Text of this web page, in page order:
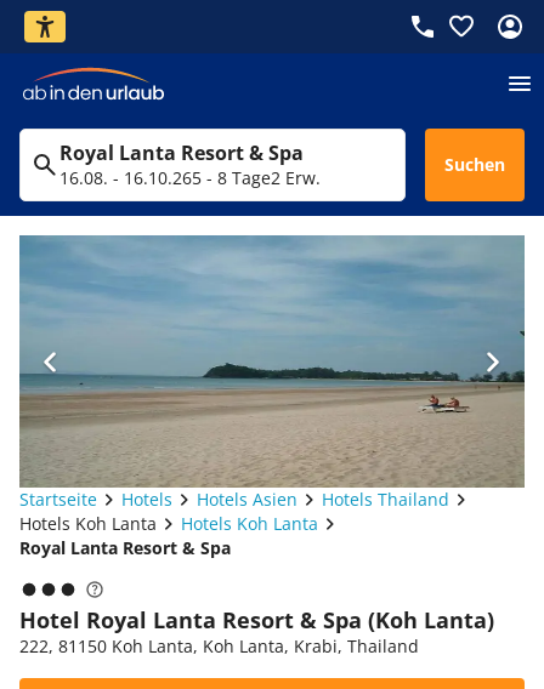
Royal Lanta Resort & Spa
16.08. - 16.10.265 - 8 Tage2 Erw.
Suchen
Startseite Hotels Hotels Asien
Hotels Thailand
Hotels Koh Lanta
Hotels Koh Lanta
Royal Lanta Resort & Spa
Hotel Royal Lanta Resort & Spa (Koh Lanta)
222, 81150 Koh Lanta, Koh Lanta, Krabi, Thailand